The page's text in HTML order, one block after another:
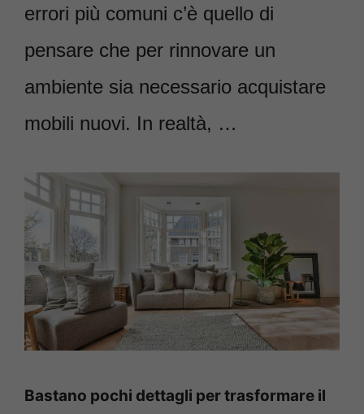
errori più comuni c’è quello di
pensare che per rinnovare un
ambiente sia necessario acquistare
mobili nuovi. In realtà, …
Bastano pochi dettagli per trasformare il